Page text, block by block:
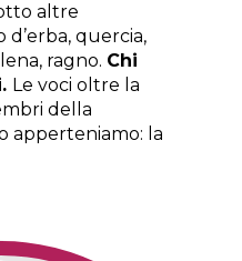
altre
d’erba, quercia,
ragno. Chi
Le voci oltre la
della
apperteniamo: la